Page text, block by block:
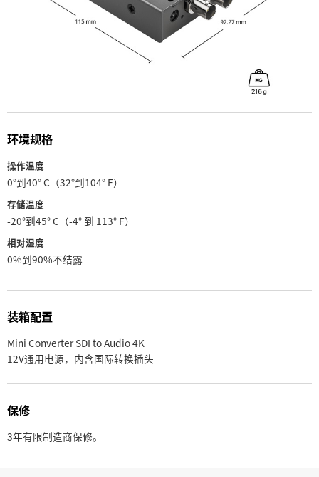
环境规格
操作温度
0°到40° C（32°到104° F）
存储温度
-20°到45° C（-4° 到 113° F）
相对湿度
0%到90%不结露
装箱配置
Mini Converter SDI to Audio 4K
12V通用电源，内含国际转换插头
保修
3年有限制造商保修。